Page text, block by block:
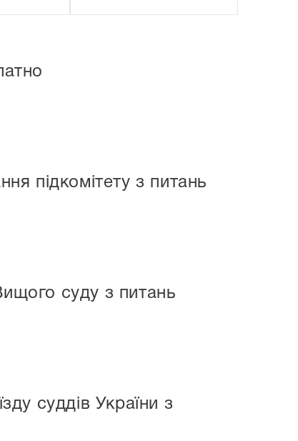
підкомітету з питань
суду з питань
суддів України з